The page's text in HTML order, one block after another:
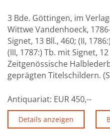
Buchempfehlungen
Neubuchsortiment
Über uns
Aktuelles
Buchbinderei und
Glossar und
3 Bde. Göttingen, im
Wittwe Vandenhoeck,
Signet, 13 Bll., 460; (II,
(III, 1787:) Tb. mit Signet,
Zeitgenössische
geprägten Titelschildern.
Antiquariat: EUR 450,--
Details anzeigen